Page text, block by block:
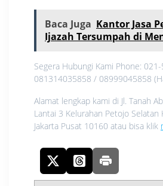
Baca Juga Kantor Jasa
Ijazah Tersumpah di
Segera Hubungi Kami Phone:
081314035858 / 08999045858
Alamat lengkap kami di Jl. Tanah
Lantai 3 Kelurahan Petojo Selatan
Jakarta Pusat 10160 atau bisa klik